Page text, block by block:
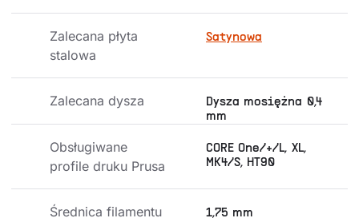
Zalecana płyta
stalowa
Satynowa
Zalecana dysza
Dysza mosiężna 0,4
mm
Obsługiwane
profile druku Prusa
CORE One/+/L, XL,
MK4/S, HT90
Średnica filamentu 1,75 mm